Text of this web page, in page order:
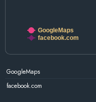
GoogleMaps
facebook.com
GoogleMaps
facebook.com